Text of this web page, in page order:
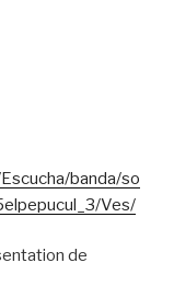
banda/so
Ves/
de